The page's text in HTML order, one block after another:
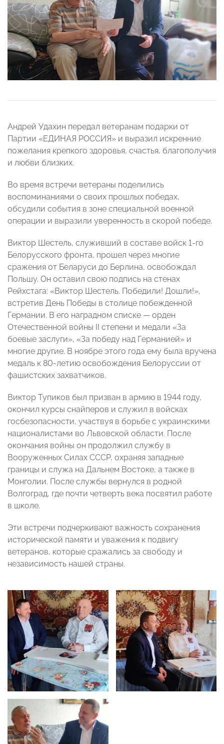
Андрей Удахин передал ветеранам подарки от
Партии «ЕДИНАЯ РОССИЯ» и выразил искренние
пожелания крепкого здоровья, счастья, благополучия
и любви близких.
Во время встречи ветераны поделились
воспоминаниями о своих прошлых победах,
обсудили события в зоне специальной военной
операции и выразили уверенность в скорой победе.
Виктор Шестель, служивший в составе войск 1-го
Белорусского фронта, прошел через многие
сражения от Беларуси до Берлина, освобождал
Польшу. Он оставил свою подпись на стенах
Рейхстага: «Виктор Шестель. Победили! Дошли!»,
встретив День Победы в столице побежденной
Германии. В его наградном списке — орден
Отечественной войны II степени и медали «За
боевые заслуги», «За победу над Германией» и
многие другие. В ноябре этого года ему была вручена
медаль к 80-летию освобождения Белоруссии от
фашистских захватчиков.
Виктор Тупиков был призван в армию в 1944 году,
окончил курсы снайперов и служил в войсках
госбезопасности, участвуя в борьбе с украинскими
националистами во Львовской области. После
окончания войны он продолжил службу в
Вооруженных Силах СССР, охраняя западные
границы и служа на Дальнем Востоке, а также в
Монголии. После службы вернулся в родной
Волгоград, где почти четверть века посвятил работе
в школе.
Эти встречи подчеркивают важность сохранения
исторической памяти и уважения к подвигу
ветеранов, которые сражались за свободу и
независимость нашей страны.